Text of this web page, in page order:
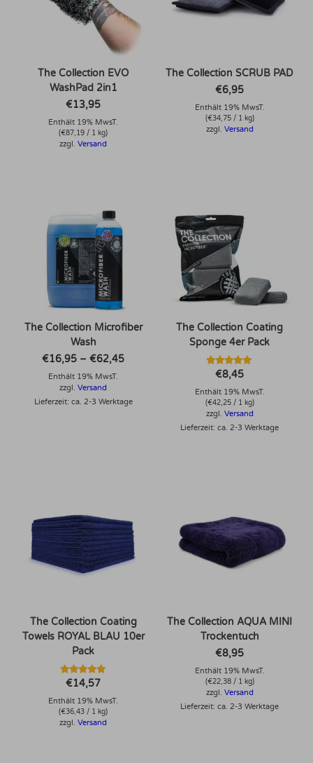
The Collection EVO
WashPad 2in1
€13,95
Enthält 19% MwsT.
(€87,19 / 1 kg)
zzgl.Versand
The Collection SCRUB PAD
€6,95
Enthält 19% MwsT.
(€34,75/ 1 kg)
zzgl. Versand
The Collection Microfiber
Wash
€16,95 –€62,45Preisspanne:
Enthält 19% MwsT.
zzgl.Versand
Lieferzeit: ca. 2-3 Werktage
The Collection Coating
Sponge 4er Pack
Bewertet mit
5.00
von 5
€8,45
Enthält 19% MwsT.
(€42,25/ 1 kg)
zzgl. Versand
Lieferzeit: ca. 2-3 Werktage
The Collection Coating
Towels ROYAL BLAU 10er
Pack
Bewertet mit
5.00
von 5
€14,57
Enthält 19% MwsT.
(€36,43 / 1 kg)
zzgl.Versand
The Collection AQUA MINI
Trockentuch
€8,95
Enthält 19% MwsT.
(€22,38/ 1 kg)
zzgl. Versand
Lieferzeit: ca. 2-3 Werktage